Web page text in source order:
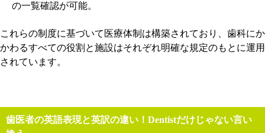
の一覧確認が可能。
これらの制度に基づいて医療体制は構築されており、歯科にか
かわるすべての役割と施設はそれぞれ明確な規定のもとに運用
されています。
歯医者の英語表現と英訳の違い！Dentistだけじゃない言い